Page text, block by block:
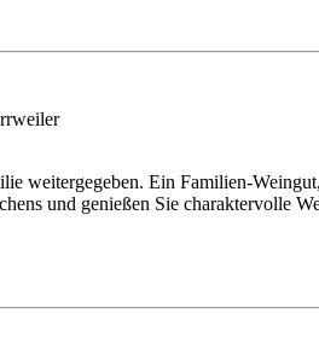
weitergegeben. Ein Familien-
und genießen Sie charaktervolle